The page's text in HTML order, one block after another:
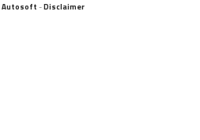
Autosoft -Disclaimer